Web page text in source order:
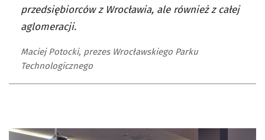
przedsiębiorców z Wrocławia, ale również z całej
aglomeracji.
Maciej Potocki, prezes Wrocławskiego Parku
Technologicznego